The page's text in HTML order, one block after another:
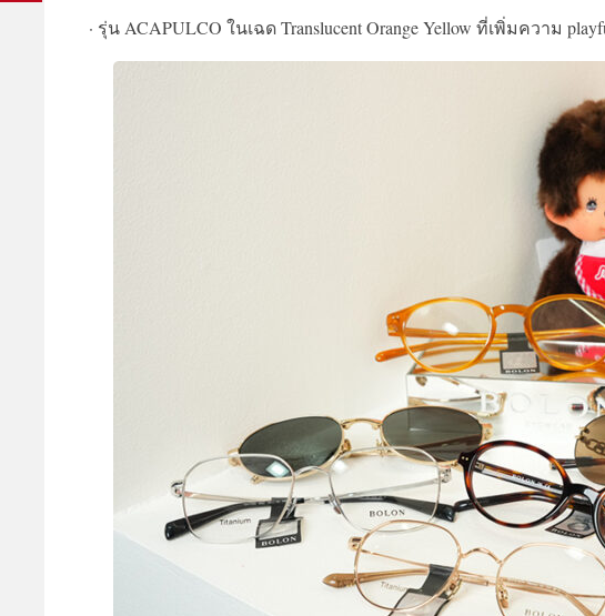
· รุ่น ACAPULCO ในเฉด Translucent Orange Yellow ที่เพิ่มความ